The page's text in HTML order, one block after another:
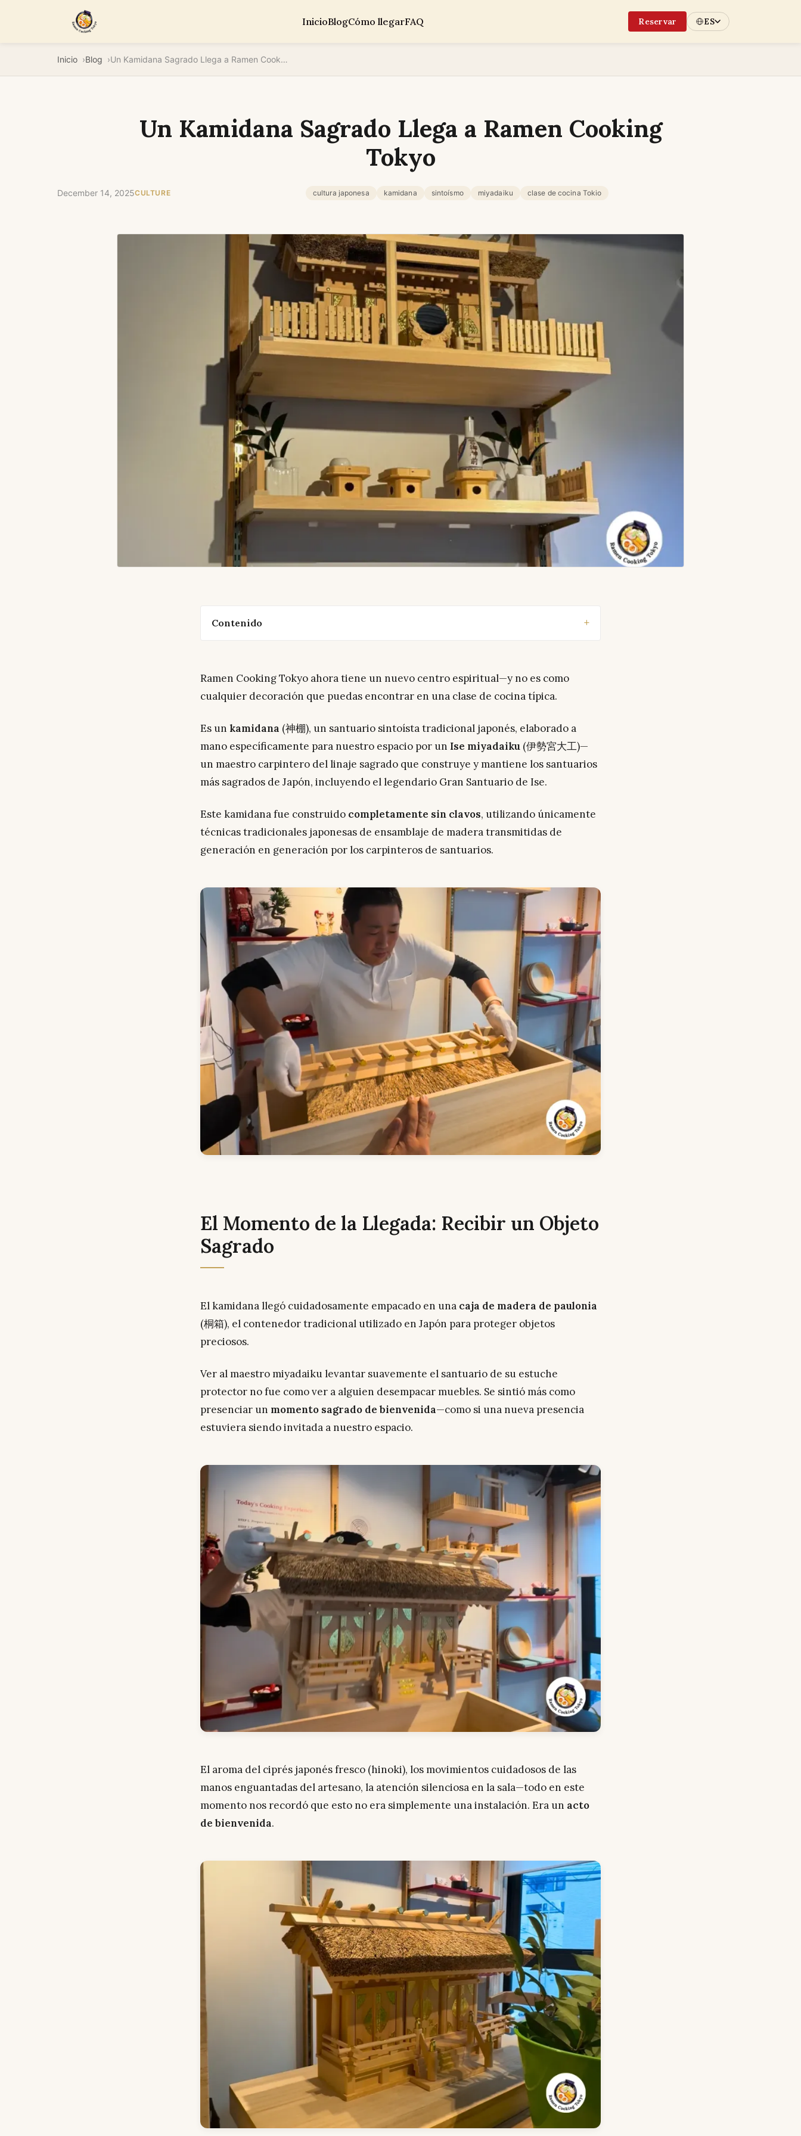
InicioBlogCómo llegarFAQ Reservar ES
Inicio Blog Un Kamidana Sagrado Llega a Ramen Cooking Tokyo
Un Kamidana Sagrado Llega a Ramen Cooking
Tokyo
December 14, 2025CULTURE cultura japonesa kamidana sintoísmo miyadaiku clase de cocina Tokio
Contenido
Ramen Cooking Tokyo ahora tiene un nuevo centro espiritual—y no es como
cualquier decoración que puedas encontrar en una clase de cocina típica.
Es un kamidana (神棚), un santuario sintoísta tradicional japonés, elaborado a
mano específicamente para nuestro espacio por un Ise miyadaiku (伊勢宮大工)—
un maestro carpintero del linaje sagrado que construye y mantiene los santuarios
más sagrados de Japón, incluyendo el legendario Gran Santuario de Ise.
Este kamidana fue construido completamente sin clavos, utilizando únicamente
técnicas tradicionales japonesas de ensamblaje de madera transmitidas de
generación en generación por los carpinteros de santuarios.
El Momento de la Llegada: Recibir un Objeto
Sagrado
El kamidana llegó cuidadosamente empacado en una caja de madera de paulonia
(桐箱), el contenedor tradicional utilizado en Japón para proteger objetos
preciosos.
Ver al maestro miyadaiku levantar suavemente el santuario de su estuche
protector no fue como ver a alguien desempacar muebles. Se sintió más como
presenciar un momento sagrado de bienvenida—como si una nueva presencia
estuviera siendo invitada a nuestro espacio.
El aroma del ciprés japonés fresco (hinoki), los movimientos cuidadosos de las
manos enguantadas del artesano, la atención silenciosa en la sala—todo en este
momento nos recordó que esto no era simplemente una instalación. Era un acto
de bienvenida.